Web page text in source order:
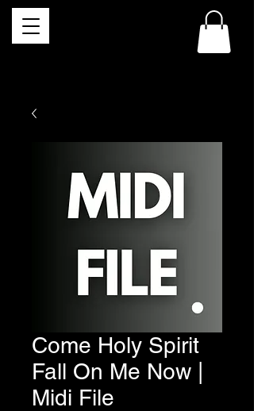
Come Holy Spirit
Fall On Me Now |
Midi File